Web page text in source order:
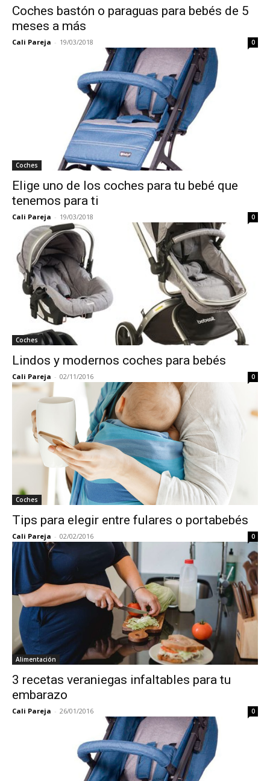
Coches bastón o paraguas para bebés de 5
meses a más
Cali Pareja - 19/03/2018 0
Coches
Elige uno de los coches para tu bebé que
tenemos para ti
Cali Pareja - 19/03/2018 0
Coches
Lindos y modernos coches para bebés
Cali Pareja - 02/11/2016 0
Coches
Tips para elegir entre fulares o portabebés
Cali Pareja - 02/02/2016 0
Alimentación
3 recetas veraniegas infaltables para tu
embarazo
Cali Pareja - 26/01/2016 0